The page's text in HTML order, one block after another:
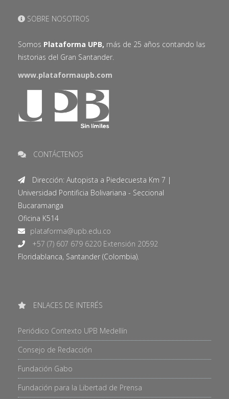
SOBRE NOSOTROS
Somos Plataforma UPB, más de 25 años contando las
historias del Gran Santander.
www.plataformaupb.com
CONTÁCTENOS
Dirección: Autopista a Piedecuesta Km 7 |
Universidad Pontificia Bolivariana - Seccional
Bucaramanga
Oficina K514
+57 (7) 607 679 6220 Extensión 20592
Floridablanca, Santander (Colombia).
ENLACES DE INTERÉS
Periódico Contexto UPB Medellín
Consejo de Redacción
Fundación Gabo
Fundación para la Libertad de Prensa